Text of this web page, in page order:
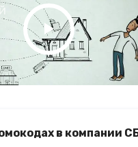
в компании